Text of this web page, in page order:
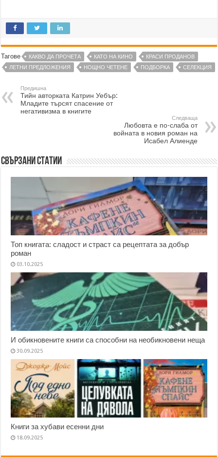
Тагове КАКВО ДА ПРОЧЕТА КАТО НА КИНО
КРАСИ ПРОДАНОВ
ЛЕТНИ ПРЕДЛОЖЕНИЯ
НОЩНО ЧЕТЕНЕ ПОДБОРКА СЕЛЕКЦИЯ
Предишна
Тийн авторката Катрин Уебър:
Младите търсят спасение от
негативизма в книгите
Следваща
Любовта е по-слаба от
войната в новия роман на
Исабел Алиенде
Свързани статии
Топ книгата: сладост и страст са рецептата за добър
роман
03.10.2025
И обикновените книги са способни на необикновени неща
30.09.2025
Книги за хубави есенни дни
18.09.2025